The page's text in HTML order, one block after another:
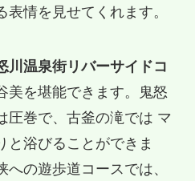
情を見せてくれます。
川温泉街リバーサイドコ
美を堪能できます。鬼怒
圧巻で、古釜の滝では マ
と浴びることができま
の遊歩道コースでは、